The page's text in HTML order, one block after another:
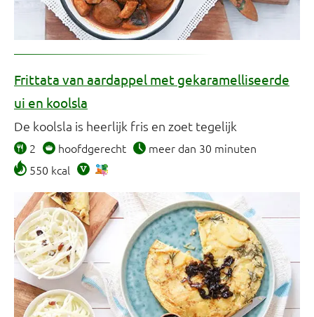
Frittata van aardappel met gekaramelliseerde
ui en koolsla
De koolsla is heerlijk fris en zoet tegelijk
2 hoofdgerecht
meer dan 30 minuten
550 kcal